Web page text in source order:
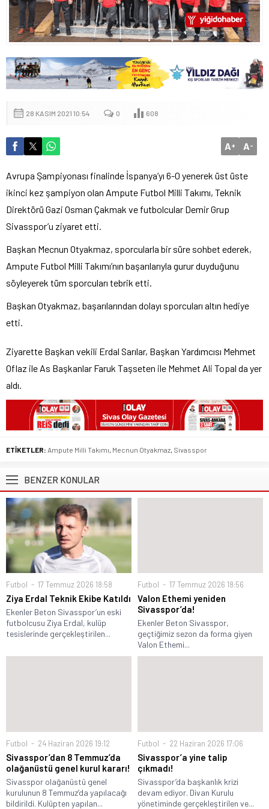
28 KASIM 2021 10:54 0 608
A+ A-
Avrupa Şampiyonası finalinde İspanya’yı 6-0 yenerek üst üste
ikinci kez şampiyon olan Ampute Futbol Milli Takımı, Teknik
Direktörü Gazi Osman Çakmak ve futbolcular Demir Grup
Sivasspor’u ziyaret etti.
Başkan Mecnun Otyakmaz, sporcularla bir süre sohbet ederek,
Ampute Futbol Milli Takımı’nın başarılarıyla gurur duyduğunu
söyleyerek tüm sporcuları tebrik etti.
Başkan Otyakmaz, başarılarından dolayı sporcuları altın hediye
etti.
Ziyarette Başkan vekili Erdal Sarılar, Başkan Yardımcısı Mehmet
Oflaz ile As Başkanlar Faruk Taşseten ile Mehmet Ali Topal da yer
aldı.
ETİKETLER: Ampute Milli Takımı Mecnun Otyakmaz Sivasspor
BENZER KONULAR
Futbol 17 Temmuz 2026 18:58
Ziya Erdal Teknik Ekibe Katıldı
Ekenler Beton Sivasspor’un eski
futbolcusu Ziya Erdal, kulüp
tesislerinde gerçekleştirilen...
Futbol 17 Temmuz 2026 18:56
Valon Ethemi yeniden
Sivasspor’da!
Ekenler Beton Sivasspor,
geçtiğimiz sezon da forma giyen
Valon Ethemi...
Futbol 24 Haziran 2026 19:12
Sivasspor’dan 8 Temmuz’da
olağanüstü genel kurul kararı!
Sivasspor olağanüstü genel
kurulunun 8 Temmuz’da yapılacağı
bildirildi. Kulüpten yapılan...
Futbol 22 Haziran 2026 17:06
Sivasspor’a yine talip
çıkmadı!
Sivasspor’da başkanlık krizi
devam ediyor. Divan Kurulu
yönetiminde gerçekleştirilen ve...